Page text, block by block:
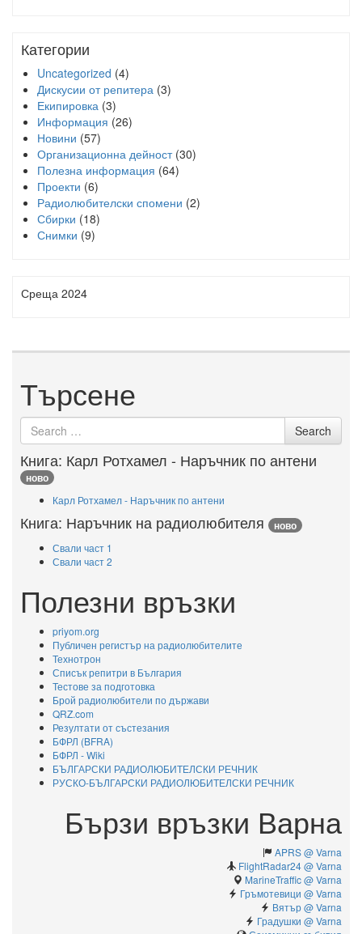
Категории
Uncategorized (4)
Дискусии от репитера (3)
Екипировка (3)
Информация (26)
Новини (57)
Организационна дейност(30)
Полезна информация (64)
Проекти (6)
Радиолюбителски спомени (2)
Сбирки (18)
Снимки (9)
Среща 2024
Търсене
Search
for
Search
Книга: Карл Ротхамел - Наръчник по антени
ново
Карл Ротхамел - Наръчник по антени
Книга: Наръчник на радиолюбителя ново
Свали част 1
Свали част 2
Полезни връзки
priyom.org
Публичен регистър на радиолюбителите
Технотрон
Списък репитри в България
Тестове за подготовка
Брой радиолюбители по държави
QRZ.com
Резултати от състезания
БФРЛ (BFRA)
БФРЛ - Wiki
БЪЛГАРСКИ РАДИОЛЮБИТЕЛСКИ РЕЧНИК
РУСКО-БЪЛГАРСКИ РАДИОЛЮБИТЕЛСКИ РЕЧНИК
Бързи връзки Варна
APRS @ Varna
FlightRadar24 @ Varna
MarineTraffic @ Varna
Гръмотевици @ Varna
Вятър @ Varna
Градушки @ Varna